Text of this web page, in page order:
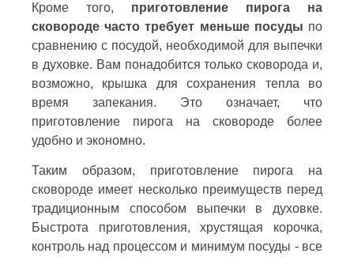
Кроме того, приготовление пирога на
сковороде часто требует меньше посуды по
сравнению с посудой, необходимой для выпечки
в духовке. Вам понадобится только сковорода и,
возможно, крышка для сохранения тепла во
время запекания. Это означает, что
приготовление пирога на сковороде более
удобно и экономно.
Таким образом, приготовление пирога на
сковороде имеет несколько преимуществ перед
традиционным способом выпечки в духовке.
Быстрота приготовления, хрустящая корочка,
контроль над процессом и минимум посуды - все